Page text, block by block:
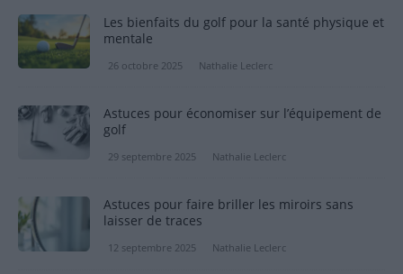
Les bienfaits du golf pour la santé physique et
mentale
26 octobre 2025 Nathalie Leclerc
Astuces pour économiser sur l’équipement de
golf
29 septembre 2025 Nathalie Leclerc
Astuces pour faire briller les miroirs sans
laisser de traces
12 septembre 2025 Nathalie Leclerc